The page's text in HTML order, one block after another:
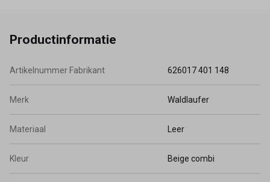
Productinformatie
Artikelnummer Fabrikant 626017 401 148
Merk Waldlaufer
Materiaal Leer
Kleur Beige combi